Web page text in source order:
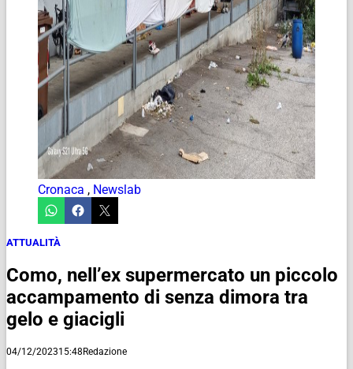
Cronaca , Newslab
ATTUALITÀ
Como, nell’ex supermercato un piccolo
accampamento di senza dimora tra
gelo e giacigli
04/12/202315:48Redazione